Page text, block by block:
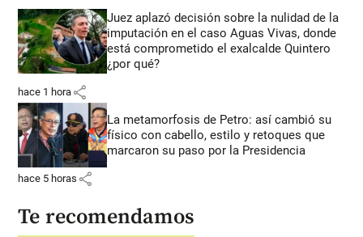
Juez aplazó decisión sobre la nulidad de la
imputación en el caso Aguas Vivas, donde
está comprometido el exalcalde Quintero
¿por qué?
hace 1 hora share
La metamorfosis de Petro: así cambió su
físico con cabello, estilo y retoques que
marcaron su paso por la Presidencia
hace 5 horas share
Te recomendamos